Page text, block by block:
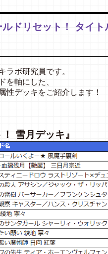
ルドリセット！ タイ
ラボ研究員です。
を軸にした、
性デッキをご紹介します！
雪月デッキ』